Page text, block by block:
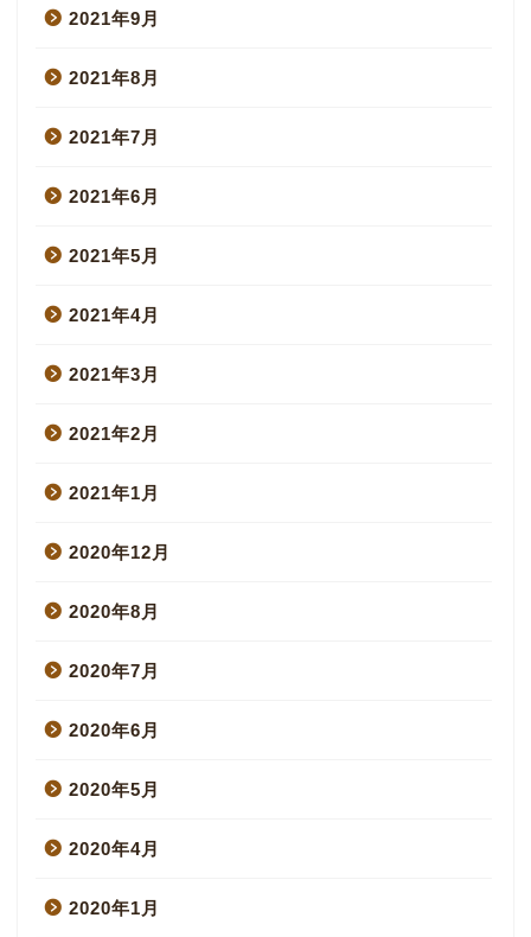
2021年9月
2021年8月
2021年7月
2021年6月
2021年5月
2021年4月
2021年3月
2021年2月
2021年1月
2020年12月
2020年8月
2020年7月
2020年6月
2020年5月
2020年4月
2020年1月